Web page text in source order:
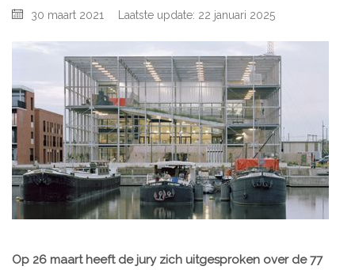
30 maart 2021 Laatste update: 22 januari 2025
Op 26 maart heeft de jury zich uitgesproken over de 77